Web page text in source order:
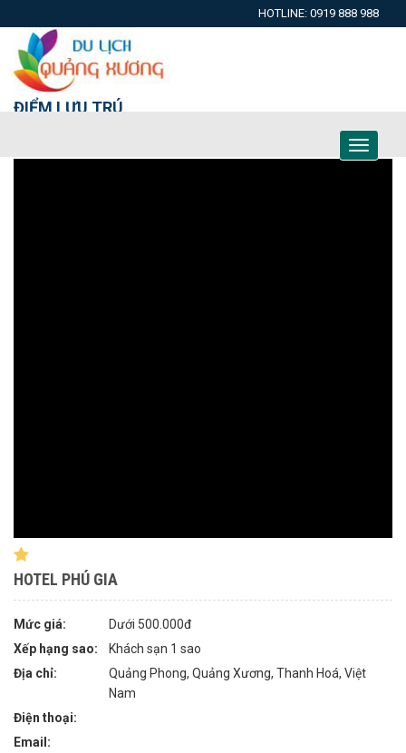
HOTLINE: 0919 888 988
Toggle
ĐIỂM LƯU TRÚ
HOTEL PHÚ GIA
Mức giá:
Dưới 500.000đ
Xếp hạng sao:
Khách sạn 1 sao
Địa chỉ:
Quảng Phong, Quảng Xương, Thanh Hoá, Việt
Nam
Điện thoại:
Email: